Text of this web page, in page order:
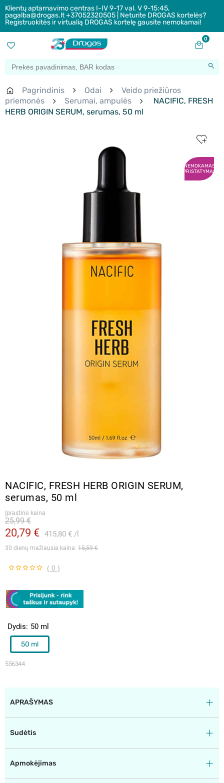
Klientų aptarnavimo centras I-IV 9-17 val. V 9-15:45,
pagalba@drogas.lt +37052320505 | Neturite DROGAS kortelės?
Registruokitės ir virtualią DROGAS kortelę gausite nemokamai!
0
Pagrindinis Odai
Veido priežiūros
priemonės
Serumai, ampulės
NACIFIC, FRESH
HERB ORIGIN SERUM, serumas, 50 ml
NEMOKAMAS
PRISTATYMAS
NACIFIC, FRESH HERB ORIGIN SERUM,
serumas, 50 ml
Įprastinė kaina
20,79 € 415,80 €
25,99 €
30 dienų mažiausia kaina: 15,59 €
( 0 )
556344
Dydis 50 ml
50 ml
APRAŠYMAS
Sudėtis
Apmokėjimas